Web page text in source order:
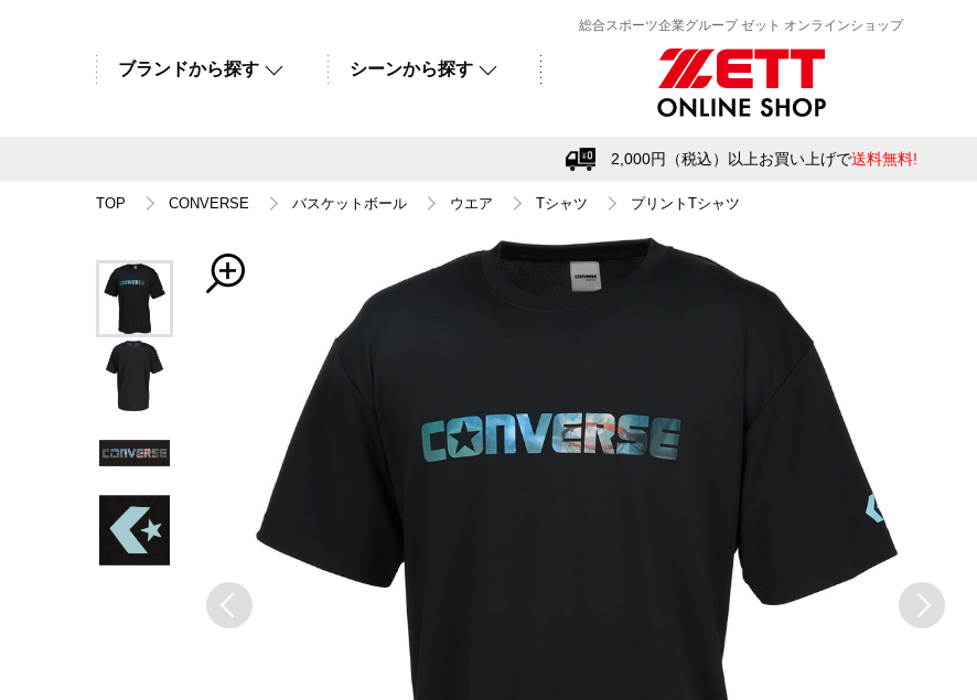
総合スポーツ企業グループ ゼット オンラインショップ
ブランドから探す シーンから探す
2,000円（税込）以上お買い上げで送料無料!
TOP CONVERSE バスケットボール ウエア Tシャツ プリントTシャツ